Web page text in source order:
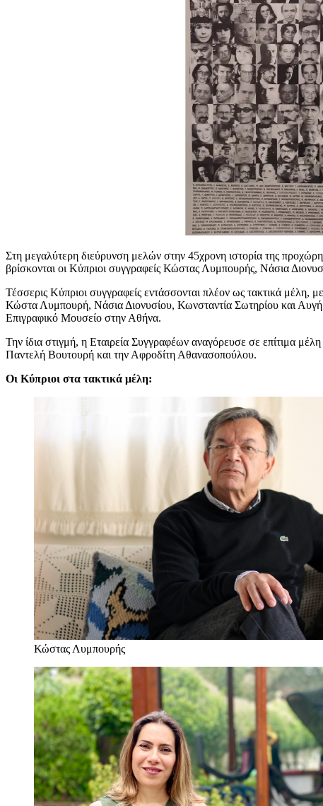
Στη μεγαλύτερη διεύρυνση μελών στην 45χρονη ιστορία της
βρίσκονται οι Κύπριοι συγγραφείς Κώστας Λυμπουρής, Νάσια
Τέσσερις Κύπριοι συγγραφείς εντάσσονται πλέον ως τακτικά μέλη,
Κώστα Λυμπουρή, Νάσια Διονυσίου, Κωνσταντία Σωτηρίου και Αυγή
Επιγραφικό Μουσείο στην Αθήνα.
Την ίδια στιγμή, η Εταιρεία Συγγραφέων αναγόρευσε σε επίτιμα
Παντελή Βουτουρή και την Αφροδίτη Αθανασοπούλου.
Οι Κύπριοι στα τακτικά μέλη:
Κώστας Λυμπουρής